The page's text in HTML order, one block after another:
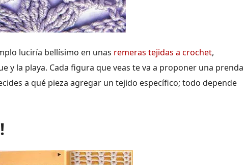
luciría bellísimo en unas remeras tejidas a crochet,
y la playa. Cada figura que veas te va a proponer una prenda
a qué pieza agregar un tejido específico; todo depende